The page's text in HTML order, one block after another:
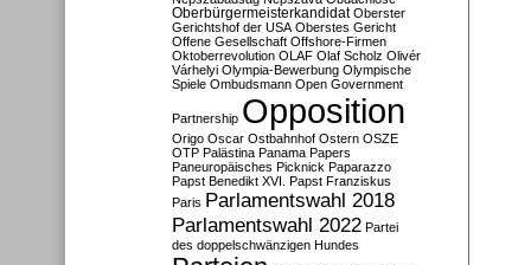
Oberbürgermeisterkandidat Oberster
Gerichtshof der USA Oberstes Gericht
Offene Gesellschaft Offshore-Firmen
Oktoberrevolution OLAF Olaf Scholz Olivér
Várhelyi Olympia-Bewerbung Olympische
Spiele Ombudsmann Open Government
Partnership Opposition
Origo Oscar Ostbahnhof Ostern OSZE
OTP Palästina Panama Papers
Paneuropäisches Picknick Paparazzo
Papst Benedikt XVI. Papst Franziskus
Paris Parlamentswahl 2018
Parlamentswahl 2022 Partei
des doppelschwänzigen Hundes